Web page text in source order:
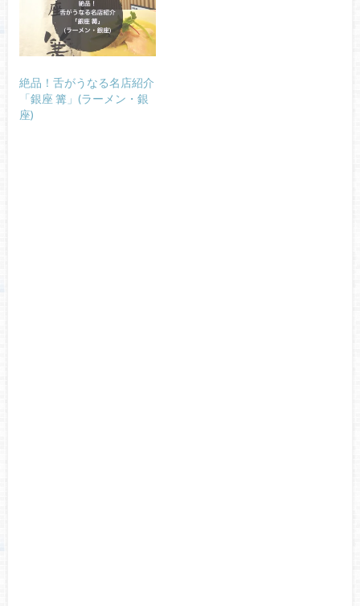
絶品！舌がうなる名店紹介
「銀座 篝」(ラーメン・銀
座)